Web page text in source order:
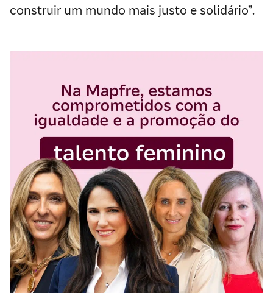
construir um mundo mais justo e solidário”.